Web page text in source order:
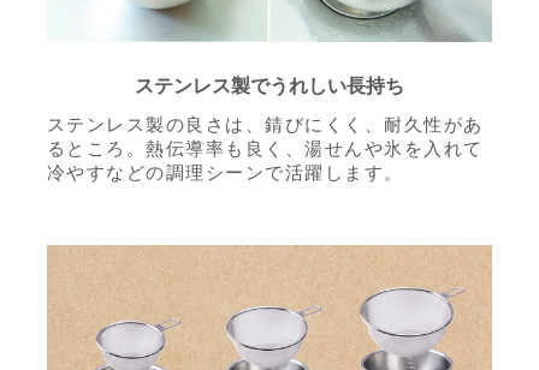
ステンレス製でうれしい長持ち
ステンレス製の良さは、錆びにくく、耐久性があ
るところ。熱伝導率も良く、湯せんや氷を入れて
冷やすなどの調理シーンで活躍します。